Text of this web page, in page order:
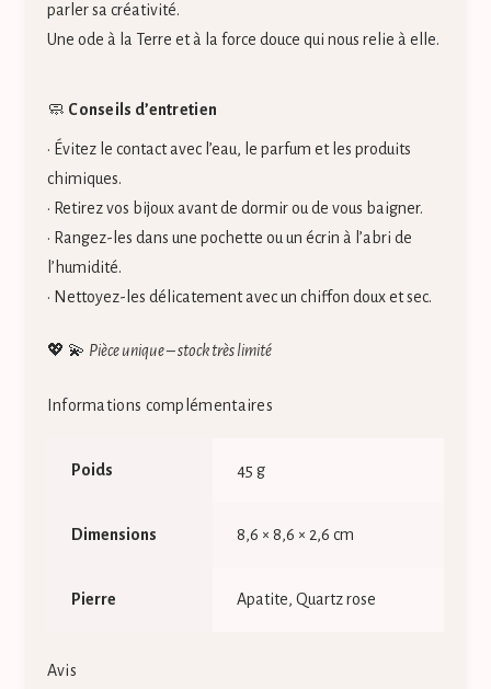
parler sa créativité.
Une ode à la Terre et à la force douce qui nous relie à elle.
🧼 Conseils d’entretien
• Évitez le contact avec l’eau, le parfum et les produits
chimiques.
• Retirez vos bijoux avant de dormir ou de vous baigner.
• Rangez-les dans une pochette ou un écrin à l’abri de
l’humidité.
• Nettoyez-les délicatement avec un chiffon doux et sec.
💖 💫 Pièce unique – stock très limité
Informations complémentaires
Poids 45 g
Dimensions 8,6 × 8,6 × 2,6 cm
Pierre Apatite, Quartz rose
Avis